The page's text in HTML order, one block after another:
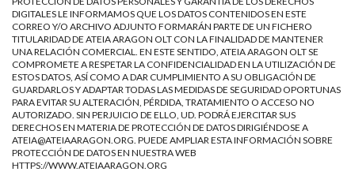
DIGITALES LE INFORMAMOS QUE LOS DATOS CONTENIDOS EN ESTE
CORREO Y/O ARCHIVO ADJUNTO FORMARÁN PARTE DE UN FICHERO
TITULARIDAD DE ATEIA ARAGON OLT CON LA FINALIDAD DE MANTENER
UNA RELACIÓN COMERCIAL. EN ESTE SENTIDO, ATEIA ARAGON OLT SE
COMPROMETE A RESPETAR LA CONFIDENCIALIDAD EN LA UTILIZACIÓN DE
ESTOS DATOS, ASÍ COMO A DAR CUMPLIMIENTO A SU OBLIGACIÓN DE
GUARDARLOS Y ADAPTAR TODAS LAS MEDIDAS DE SEGURIDAD OPORTUNAS
PARA EVITAR SU ALTERACIÓN, PÉRDIDA, TRATAMIENTO O ACCESO NO
AUTORIZADO. SIN PERJUICIO DE ELLO, UD. PODRÁ EJERCITAR SUS
DERECHOS EN MATERIA DE PROTECCIÓN DE DATOS DIRIGIÉNDOSE A
ATEIA@ATEIAARAGON.ORG . PUEDE AMPLIAR ESTA INFORMACIÓN SOBRE
PROTECCIÓN DE DATOS EN NUESTRA WEB
HTTPS://WWW.ATEIAARAGON.ORG